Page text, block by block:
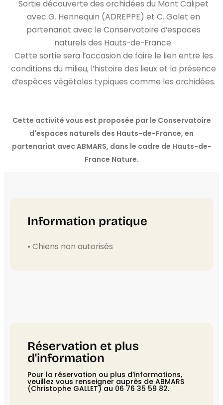
Sortie découverte des orchidées du Mont Calipet
avec G. Hennequin (ADREPPE) et C. Galet en
partenariat avec le Conservatoire d’espaces
naturels des Hauts-de-France.
Cette sortie sera l’occasion de faire le lien entre les
conditions du milieu, l’histoire des lieux et la présence
d’espèces végétales typiques comme les orchidées.
Cette activité vous est proposée par le Conservatoire
d'espaces naturels des Hauts-de-France, en
partenariat avec ABMARS, dans le cadre de Hauts-de-
France Nature.
Information pratique
• Chiens non autorisés
Réservation et plus
d'information
Pour la réservation ou plus d’informations,
veuillez vous renseigner auprès de ABMARS
(Christophe GALLET) au 06 76 35 59 82.